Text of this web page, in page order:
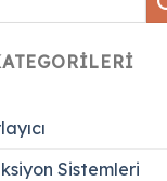
Sistemleri